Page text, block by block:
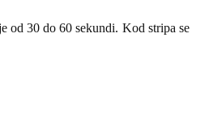
od 30 do 60 sekundi. Kod stripa se